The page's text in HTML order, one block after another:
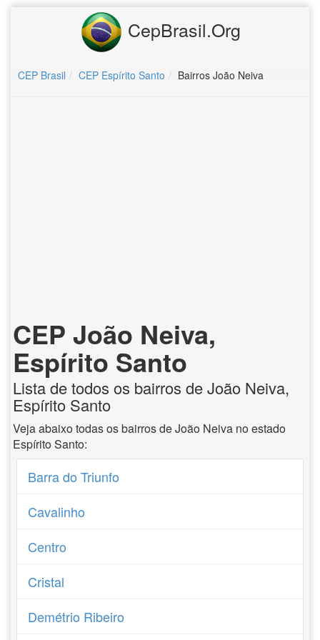
CepBrasil.Org
CEP Brasil CEP Espírito Santo Bairros João Neiva
CEP João Neiva,
Espírito Santo
Lista de todos os bairros de João Neiva,
Espírito Santo
Veja abaixo todas os bairros de João Neiva no estado
Espírito Santo:
Barra do Triunfo
Cavalinho
Centro
Cristal
Demétrio Ribeiro